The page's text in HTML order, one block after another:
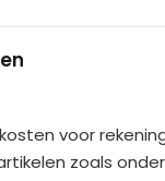
avontuur
voor
zoals